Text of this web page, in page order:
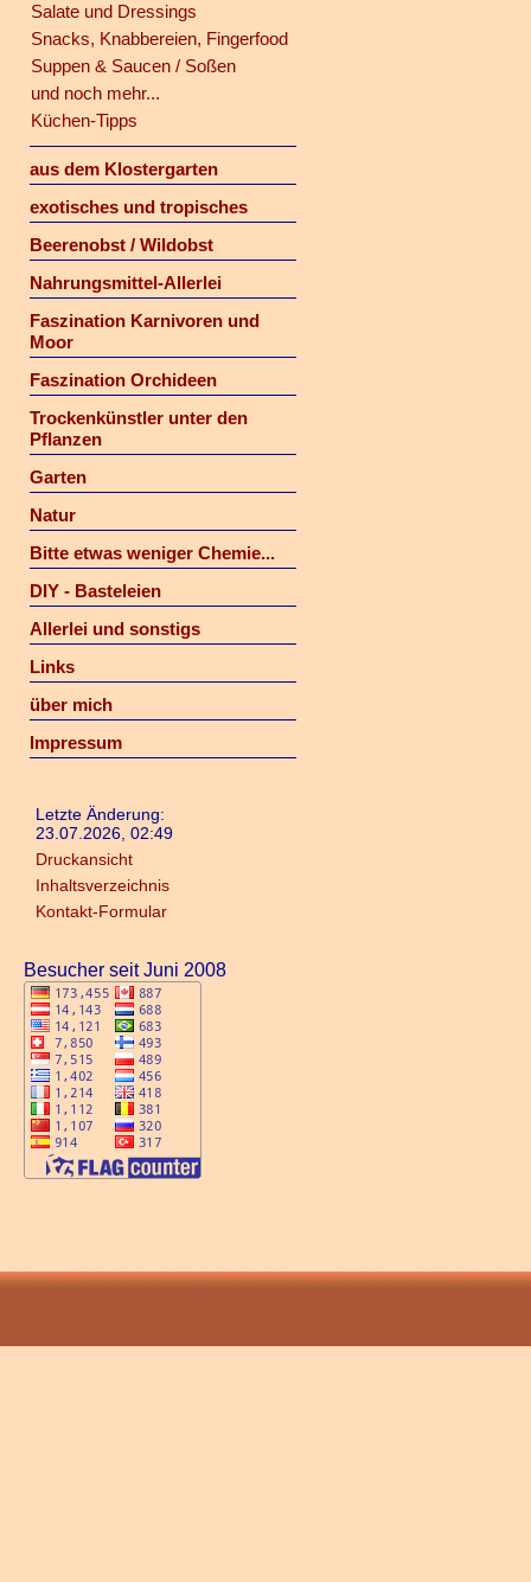
Salate und Dressings
Snacks, Knabbereien, Fingerfood
Suppen & Saucen / Soßen
und noch mehr...
Küchen-Tipps
aus dem Klostergarten
exotisches und tropisches
Beerenobst / Wildobst
Nahrungsmittel-Allerlei
Faszination Karnivoren und
Moor
Faszination Orchideen
Trockenkünstler unter den
Pflanzen
Garten
Natur
Bitte etwas weniger Chemie...
DIY - Basteleien
Allerlei und sonstigs
Links
über mich
Impressum
Letzte Änderung:
23.07.2026, 02:49
Druckansicht
Inhaltsverzeichnis
Kontakt-Formular
Besucher seit Juni 2008